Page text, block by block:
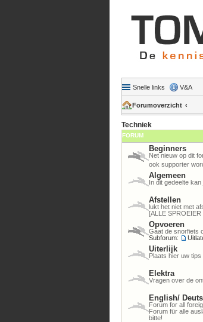
Snelle links V&A
Forumoverzicht
Techniek
FORUM
Beginners
Net nieuw op dit
ook supporter
Algemeen
In dit gedeelte
Afstellen
lukt het niet met
[ALLE
Opvoeren
Gaat de snorfiets
Subforum:
Uiterlijk
Plaats hier uw
Elektra
Vragen over de
English/
Forum for all
Forum für alle
bitte!